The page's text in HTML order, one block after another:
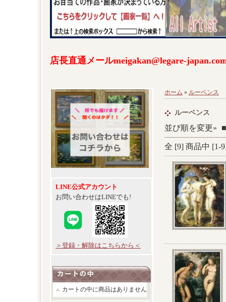
店長直通メールmeigakan@legare-
LINE公式アカウント
お問い合わせはLINEでも!
＞登録・解除はこちらから＜
カートの中に商品はありません
ホーム » ルーベンス
ルーベンス
並び順を変更» ■
全 [9] 商品中 [1-9